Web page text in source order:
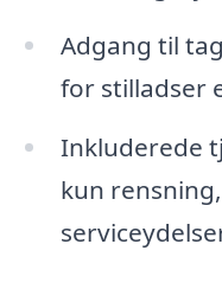
Adgang til
for stilladser
Inkluderede
kun